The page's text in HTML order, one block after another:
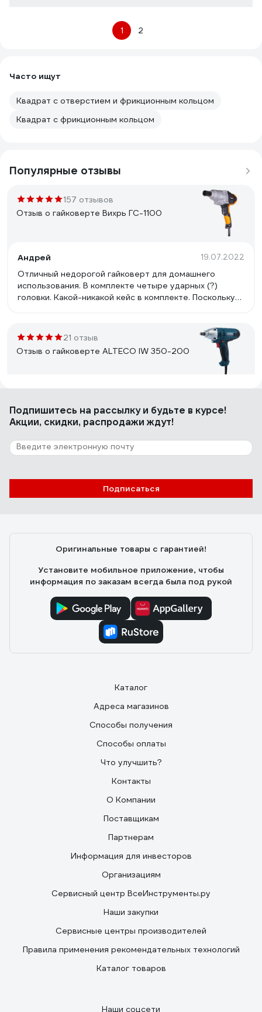
1 2
Часто ищут
Квадрат с отверстием и фрикционным кольцом
Квадрат с фрикционным кольцом
Популярные отзывы
157 отзывов
Отзыв о гайковерте Вихрь ГС-1100
Андрей 19.07.2022
Отличный недорогой гайковерт для домашнего
использования. В комплекте четыре ударных (?)
головки. Какой-никакой кейс в комплекте. Поскольку
кейсе.
21 отзыв
Отзыв о гайковерте ALTECO IW 350-200
Качественная пластмасса, приятная эргономика. Кейс
и три головки (17, 19, 21). Слабый и легкий (С таким
машине. На подвеске для ржавых и серьезных болтов
используется пневмоинструмент и удлиненные
крутить даже М6. Низкая цена за вполне приемлемое
качество. Подсветка (вот уж не думал, что мне
Отзыв о гайковерте Ресанта ГС-1100
Роман Г. 10.07.2023
За свои деньги отличный ударный гайковёрт . В
Подпишитесь на рассылкуи будьте в курсе!
Акции, скидки, распродажи ждут!
Подписаться
Оригинальные товары с гарантией!
Установите мобильное приложение, чтобы
информация по заказам всегда была под рукой
Каталог
Адреса магазинов
Способы получения
Способы оплаты
Что улучшить?
Контакты
О Компании
Поставщикам
Партнерам
Информация для инвесторов
Организациям
Сервисный центр ВсеИнструменты.ру
Наши закупки
Сервисные центры производителей
Правила применения рекомендательных технологий
Каталог товаров
Наши соцсети